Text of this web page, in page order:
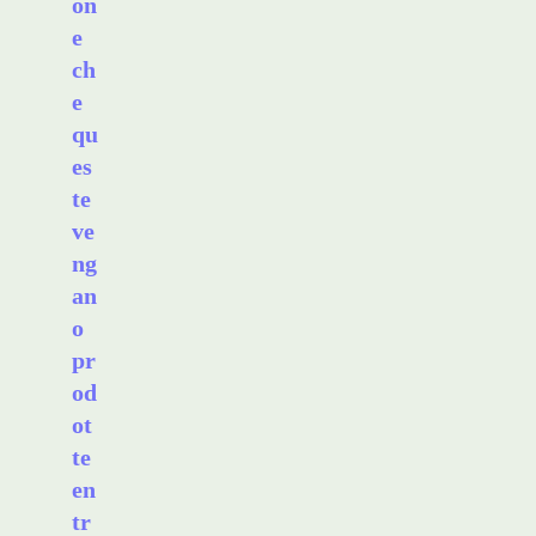
e
ch
e
qu
es
te
ve
ng
an
o
pr
od
ot
te
en
tr